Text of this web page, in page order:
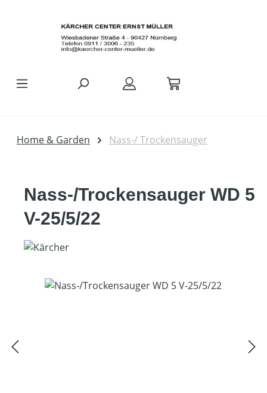
Home & Garden Nass-/ Trockensauger
Nass-/Trockensauger WD 5
V-25/5/22
Bildergalerie überspringen